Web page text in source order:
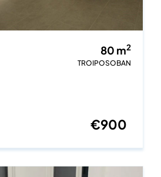
80 m2
TROIPOSOBAN
€900